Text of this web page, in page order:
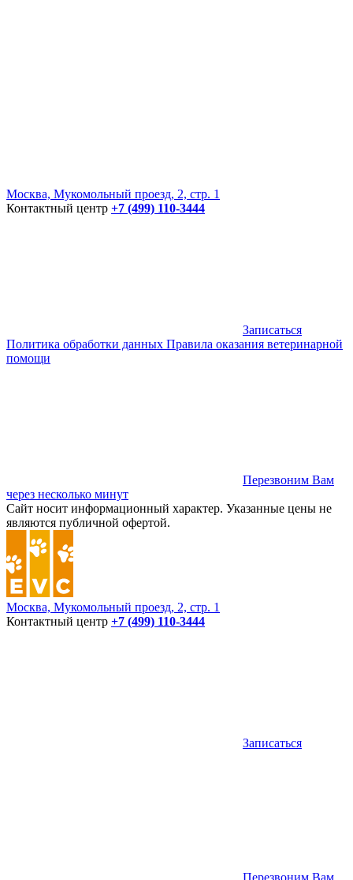
Москва, Мукомольный проезд, 2, стр. 1
Контактный центр +7 (499) 110-3444
Записаться
Политика обработки данных Правила оказания ветеринарной
помощи
Перезвоним Вам
через несколько минут
Сайт носит информационный характер. Указанные цены не
являются публичной офертой.
Москва, Мукомольный проезд, 2, стр. 1
Контактный центр +7 (499) 110-3444
Записаться
Перезвоним Вам